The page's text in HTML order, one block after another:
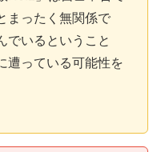
まったく無関係で
でいるということ
遭っている可能性を